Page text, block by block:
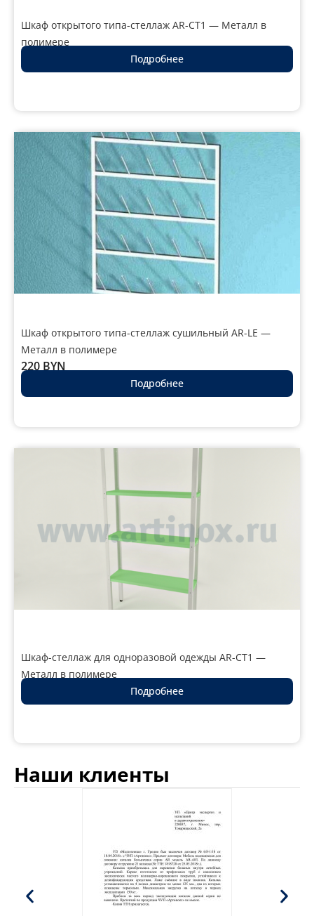
Шкаф открытого типа-стеллаж AR-CT1 — Металл в
полимере
Подробнее
Шкаф открытого типа-стеллаж сушильный AR-LE —
Металл в полимере
220 BYN
Подробнее
Шкаф-стеллаж для одноразовой одежды AR-CT1 —
Металл в полимере
Подробнее
Наши клиенты